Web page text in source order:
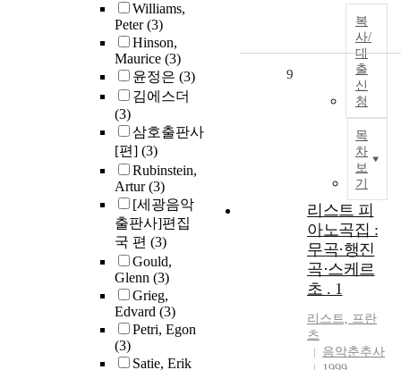
Williams,
Peter(3)
Hinson,
Maurice (3)
윤정은 (3)
김에스더
(3)
삼호출판사
[편] (3)
Rubinstein,
Artur(3)
[세광음악
출판사]편집
국 편 (3)
Gould,
Glenn (3)
Grieg,
Edvard (3)
Petri, Egon
(3)
Satie, Erik
복
사/
대
출
신
청
목
차
보
기
9
리스트 피
아노곡집 :
무곡·행진
곡·스케르
초 . 1
리스트, 프란
츠
음악춘추사